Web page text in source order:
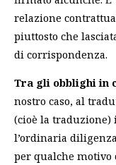
relazione
piuttosto che
di corrispondenza.
Tra gli obblighi in
nostro caso, al
(cioè la traduzione)
l’ordinaria
per qualche